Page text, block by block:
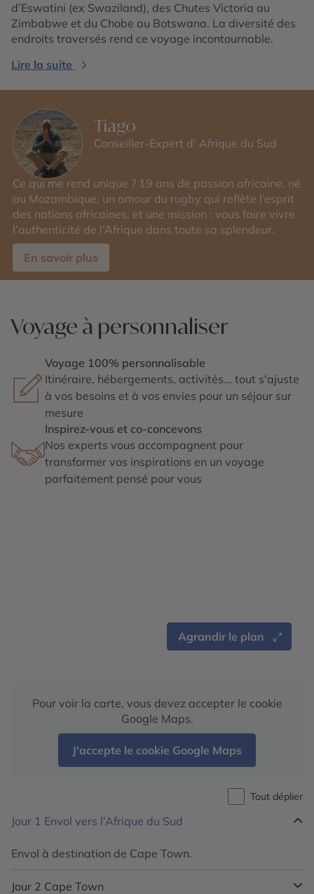
d’Eswatini (ex Swaziland), des Chutes Victoria au
Zimbabwe et du Chobe au Botswana. La diversité des
endroits traversés rend ce voyage incontournable.
Lire la suite
Tiago
Conseiller-Expert d’ Afrique du Sud
Ce qui me rend unique ? 19 ans de passion africaine, né
au Mozambique, un amour du rugby qui reflète l’esprit
des nations africaines, et une mission : vous faire vivre
l’authenticité de l’Afrique dans toute sa splendeur.
En savoir plus
Voyage à personnaliser
Voyage 100% personnalisable
Itinéraire, hébergements, activités... tout s'ajuste
à vos besoins et à vos envies pour un séjour sur
mesure
Inspirez-vous et co-concevons
Nos experts vous accompagnent pour
transformer vos inspirations en un voyage
parfaitement pensé pour vous
Agrandir le plan
Pour voir la carte, vous devez accepter le cookie
Google Maps.
J'accepte le cookie Google Maps
Tout déplier
Jour 1 Envol vers l’Afrique du Sud
Envol à destination de Cape Town.
Jour 2 Cape Town